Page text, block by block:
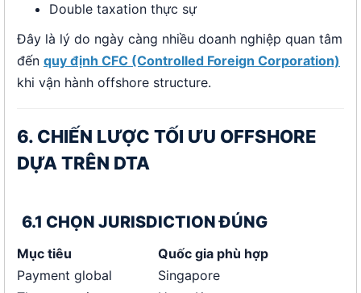
Double taxation thực sự
Đây là lý do ngày càng nhiều doanh nghiệp quan tâm
đến quy định CFC (Controlled Foreign Corporation)
khi vận hành offshore structure.
6. CHIẾN LƯỢC TỐI ƯU OFFSHORE
DỰA TRÊN DTA
6.1 CHỌN JURISDICTION ĐÚNG
Mục tiêu
Quốc gia phù hợp
Payment global
Singapore